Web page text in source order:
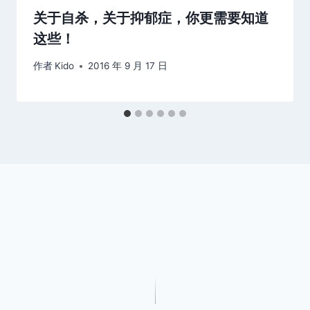
关于自杀，关于抑郁症，你更需要知道
这些！
作者 Kido 2016 年 9 月 17 日